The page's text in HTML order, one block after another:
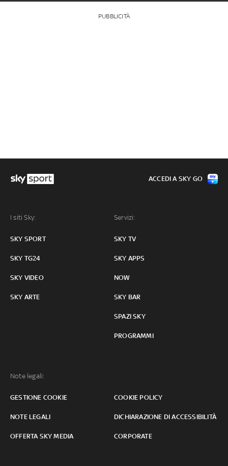
PUBBLICITÀ
I siti Sky:
SKY SPORT
SKY TG24
SKY VIDEO
SKY ARTE
Servizi:
SKY TV
SKY APPS
NOW
SKY BAR
SPAZI SKY
PROGRAMMI
Note legali:
GESTIONE COOKIE COOKIE POLICY
NOTE LEGALI DICHIARAZIONE DI ACCESSIBILITÀ
OFFERTA SKY MEDIA CORPORATE
ACCEDI A SKY GO